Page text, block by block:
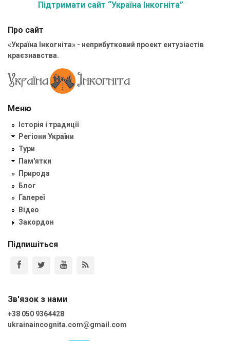
Підтримати сайт “Україна Інкогніта”
Про сайт
«Україна Інкогніта» - неприбутковий проект ентузіастів
краєзнавства.
Меню
Історія і традиції
Регіони України
Тури
Пам'ятки
Природа
Блог
Галереї
Відео
Закордон
Підпишіться
Зв'язок з нами
+38 050 9364428
ukrainaincognita.com@gmail.com